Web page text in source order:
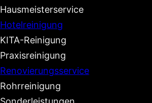
Hausmeisterservice
Hotelreinigung
KITA-Reinigung
Praxisreinigung
Renovierungsservice
Rohrreinigung